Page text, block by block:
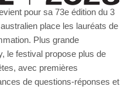
pour sa 73e édition du 3
place les lauréats de
Plus grande
le festival propose plus de
avec premières
de questions-réponses et